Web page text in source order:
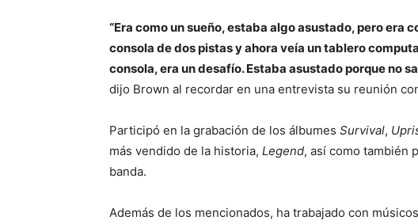
“Era como un sueño, estaba algo asustado, pero era
consola de dos pistas y ahora veía un tablero
consola, era un desafío. Estaba asustado porque no
dijo Brown al recordar en una entrevista su reunión
Participó en la grabación de los álbumes Survival,
más vendido de la historia, Legend, así como también
banda.
Además de los mencionados, ha trabajado con